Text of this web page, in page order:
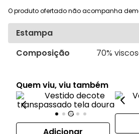
O produto ofertado não acompanha
Estampa
Composição
70%
Quem viu, viu também